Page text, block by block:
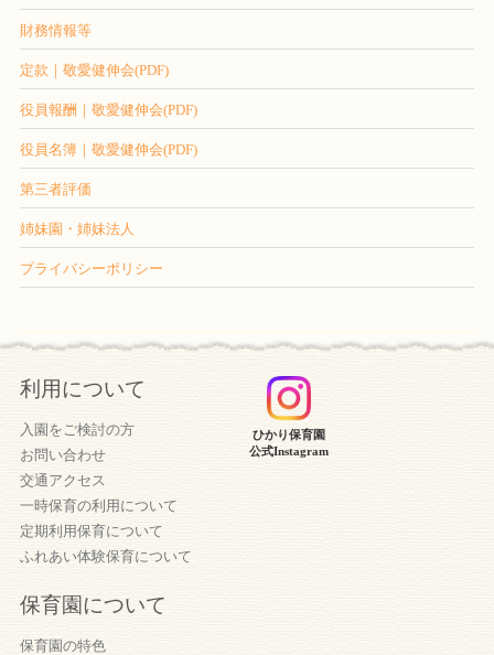
財務情報等
定款｜敬愛健伸会(PDF)
役員報酬｜敬愛健伸会(PDF)
役員名簿｜敬愛健伸会(PDF)
第三者評価
姉妹園・姉妹法人
プライバシーポリシー
ひかり保育園
公式Instagram
利用について
入園をご検討の方
お問い合わせ
交通アクセス
一時保育の利用について
定期利用保育について
ふれあい体験保育について
保育園について
保育園の特色